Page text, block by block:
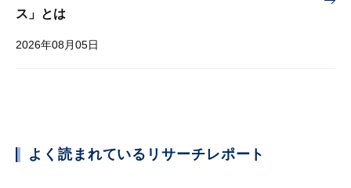
ス」とは
2026年08月05日
よく読まれているリサーチレポート